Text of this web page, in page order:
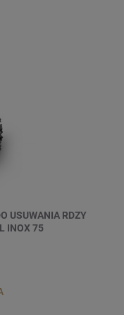
USUWANIA RDZY
INOX 75